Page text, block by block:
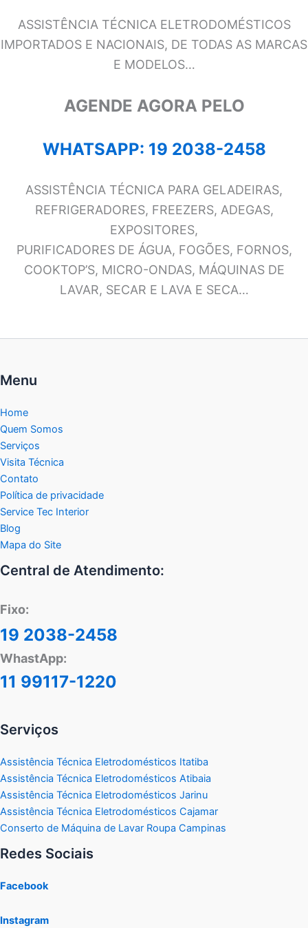
ASSISTÊNCIA TÉCNICA ELETRODOMÉSTICOS
IMPORTADOS E NACIONAIS, DE TODAS AS MARCAS
E MODELOS…
AGENDE AGORA PELO
WHATSAPP: 19 2038-2458
ASSISTÊNCIA TÉCNICA PARA GELADEIRAS,
REFRIGERADORES, FREEZERS, ADEGAS,
EXPOSITORES,
PURIFICADORES DE ÁGUA, FOGÕES, FORNOS,
COOKTOP’S, MICRO-ONDAS, MÁQUINAS DE
LAVAR, SECAR E LAVA E SECA…
Menu
Home
Quem Somos
Serviços
Visita Técnica
Contato
Política de privacidade
Service Tec Interior
Blog
Mapa do Site
Central de Atendimento:
Fixo:
19 2038-2458
WhastApp:
11 99117-1220
Serviços
Assistência Técnica Eletrodomésticos Itatiba
Assistência Técnica Eletrodomésticos Atibaia
Assistência Técnica Eletrodomésticos Jarinu
Assistência Técnica Eletrodomésticos Cajamar
Conserto de Máquina de Lavar Roupa Campinas
Redes Sociais
Facebook
Instagram